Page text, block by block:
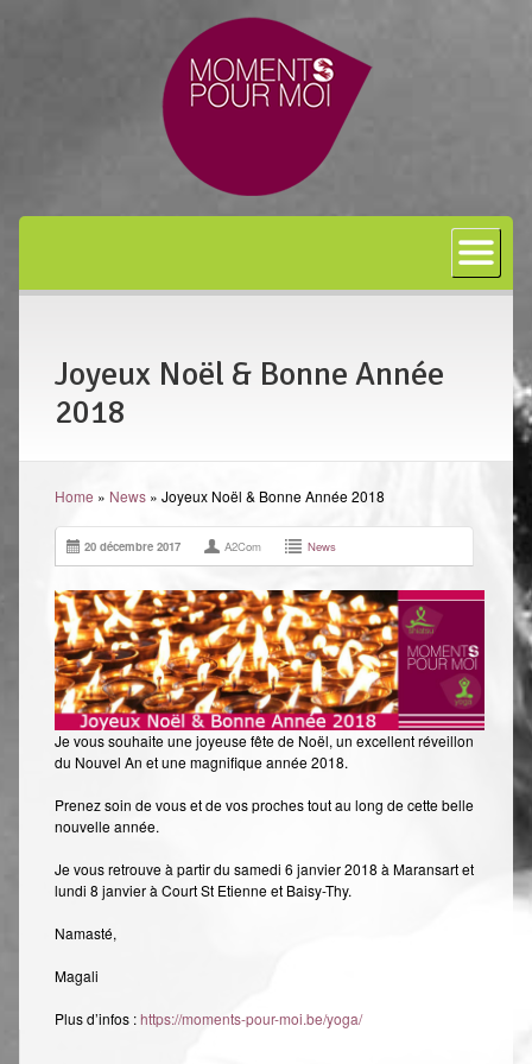
Shiatsu
L’art japonais
Séances
En entreprise
Shiatsu Tarifs
Yoga
L’état optimal
Nos cours
Inscription en ligne
Boutique
Contact
Joyeux Noël & Bonne Année
2018
Home » News» Joyeux Noël & Bonne Année 2018
20 décembre 2017 A2Com News
Je vous souhaite une joyeuse fête de Noël, un excellent réveillon
du Nouvel An et une magnifique année 2018.
Prenez soin de vous et de vos proches tout au long de cette belle
nouvelle année.
Je vous retrouve à partir du samedi 6 janvier 2018 à Maransart et
lundi 8 janvier à Court St Etienne et Baisy-Thy.
Namasté,
Magali
Plus d’infos :https://moments-pour-moi.be/yoga/